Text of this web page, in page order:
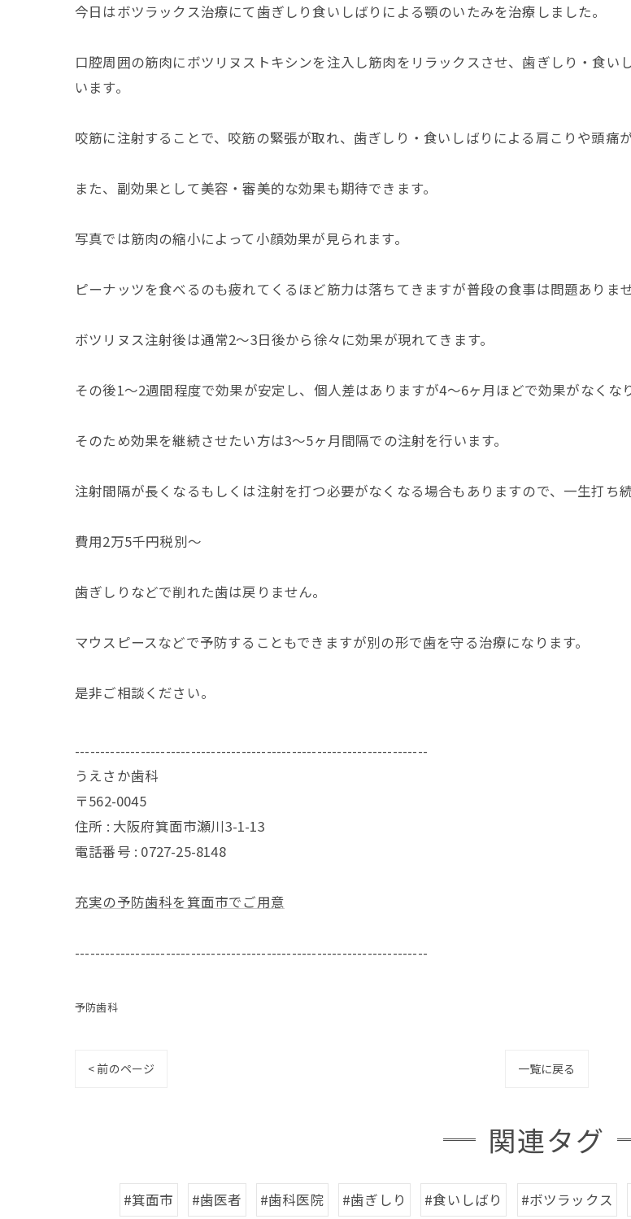
今日はボツラックス治療にて歯ぎしり食いしばりによる顎のいたみを治療しました。
口腔周囲の筋肉にボツリヌストキシンを注入し筋肉をリラックスさせ、歯ぎしり・食
います。
咬筋に注射することで、咬筋の緊張が取れ、歯ぎしり・食いしばりによる肩こりや頭痛
また、副効果として美容・審美的な効果も期待できます。
写真では筋肉の縮小によって小顔効果が見られます。
ピーナッツを食べるのも疲れてくるほど筋力は落ちてきますが普段の食事は問題ありませ
ボツリヌス注射後は通常2～3日後から徐々に効果が現れてきます。
その後1～2週間程度で効果が安定し、個人差はありますが4～6ヶ月ほどで効果がなくなり
そのため効果を継続させたい方は3～5ヶ月間隔での注射を行います。
注射間隔が長くなるもしくは注射を打つ必要がなくなる場合もありますので、一生打ち
費用2万5千円税別〜
歯ぎしりなどで削れた歯は戻りません。
マウスピースなどで予防することもできますが別の形で歯を守る治療になります。
是非ご相談ください。
----------------------------------------------------------------------
うえさか歯科
〒562-0045
住所 : 大阪府箕面市瀬川3-1-13
電話番号 : 0727-25-8148
充実の予防歯科を箕面市でご用意
----------------------------------------------------------------------
予防歯科
< 前のページ 一覧に戻る
関連タグ
#箕面市 #歯医者 #歯科医院 #歯ぎしり #食いしばり #ボツラックス